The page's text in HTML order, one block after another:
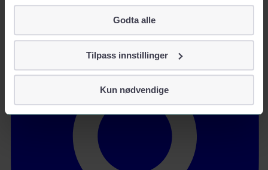
Om informasjonskapsler
Googles retningslinjer for personvern
Vi tar ditt personvern på alvor
identifiserer deg, som navn eller telefonnummer.
Godta alle
Tilpass innstillinger
Kun nødvendige